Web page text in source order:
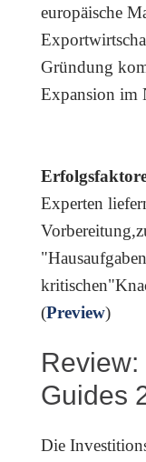
europäische
Gründung
Expansion im
Experten
(Preview)
Guides
Die